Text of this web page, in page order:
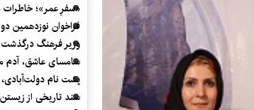
«سفرِ عمر»؛ خاطرات
فراخوان نوزدهمین
وزیر فرهنگ
سامسای عاشق، آدم
پشت نام
سند تاریخی از